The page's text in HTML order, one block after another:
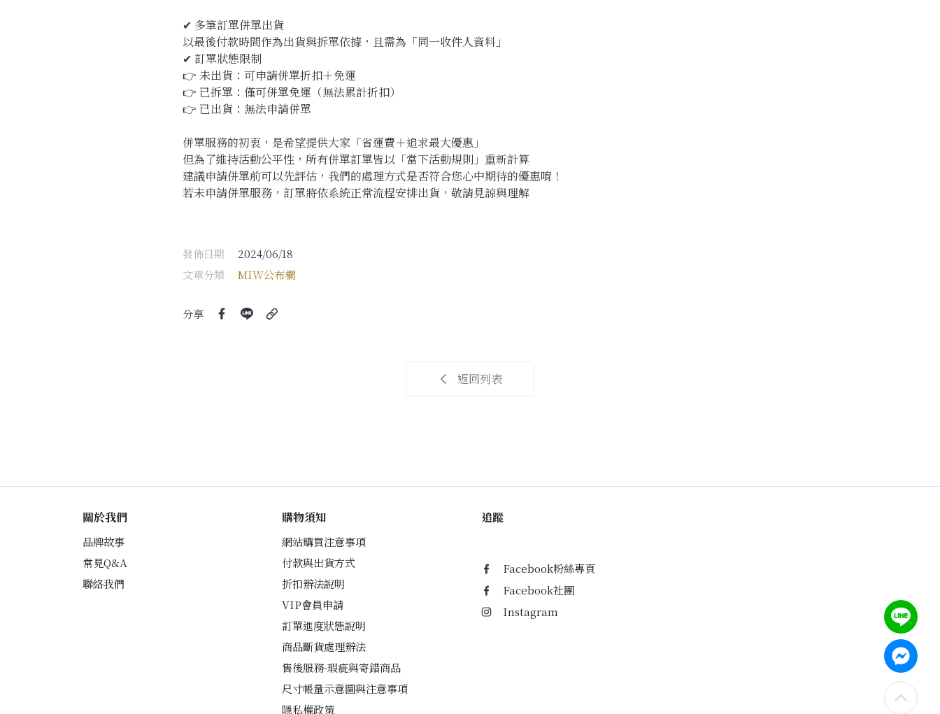
✔ 多筆訂單併單出貨
以最後付款時間作為出貨與拆單依據，且需為「同一收件人資料」
✔ 訂單狀態限制
👉 未出貨：可申請併單折扣＋免運
👉 已拆單：僅可併單免運（無法累計折扣）
👉 已出貨：無法申請併單
併單服務的初衷，是希望提供大家「省運費＋追求最大優惠」
但為了維持活動公平性，所有併單訂單皆以「當下活動規則」重新計算
建議申請併單前可以先評估，我們的處理方式是否符合您心中期待的優惠唷！
若未申請併單服務，訂單將依系統正常流程安排出貨，敬請見諒與理解
發佈日期
2024/06/18
文章分類
MIW公布欄
分享
返回列表
關於我們
品牌故事
常見Q&A
聯絡我們
購物須知
網站購買注意事項
付款與出貨方式
折扣辦法說明
VIP會員申請
訂單進度狀態說明
商品斷貨處理辦法
售後服務-瑕疵與寄錯商品
尺寸帳量示意圖與注意事項
隱私權政策
追蹤
Facebook粉絲專頁
Facebook社團
Instagram